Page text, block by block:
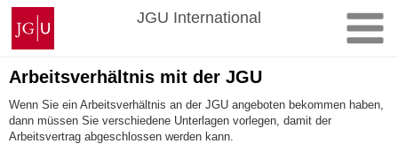
Zum
Inhalt
springen
Johannes
Gutenberg-
Universität
Mainz
JGU International
Arbeitsverhältnis mit der JGU
Wenn Sie ein Arbeitsverhältnis an der JGU angeboten bekommen haben,
dann müssen Sie verschiedene Unterlagen vorlegen, damit der
Arbeitsvertrag abgeschlossen werden kann.